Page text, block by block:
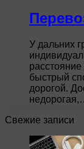
У дальних
быстрый
дорогой.
Свежие записи